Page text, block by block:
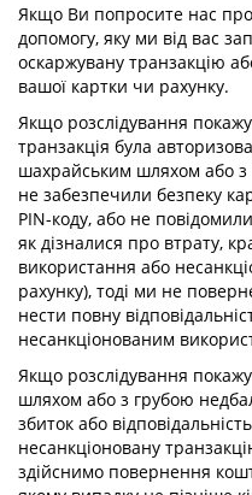
Якщо Ви попросите нас
допомогу, яку ми від вас
оскаржувану транзакцію
вашої картки чи рахунку.
Якщо розслідування
транзакція була
шахрайським шляхом або з
не забезпечили безпеку
PIN-коду, або не
як дізналися про втрату,
використання або
рахунку), тоді ми не
нести повну
несанкціонованим
Якщо розслідування
шляхом або з грубою
збиток або
несанкціоновану
здійснимо повернення